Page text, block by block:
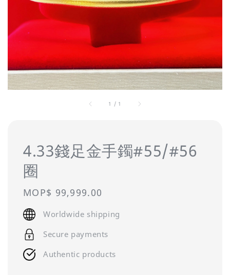
1 / 1
4.33錢足金手鐲#55/#56
圈
Regular
price
MOP$ 99,999.00
Worldwide shipping
Secure payments
Authentic products